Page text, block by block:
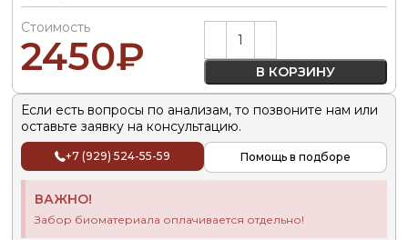
Стоимость
2450₽ В КОРЗИНУ
Alternative:
Если есть вопросы по анализам, то позвоните нам или
оставьте заявку на консультацию.
+7 (929) 524-55-59 Помощь в подборе
ВАЖНО!
Забор биоматериала оплачивается отдельно!